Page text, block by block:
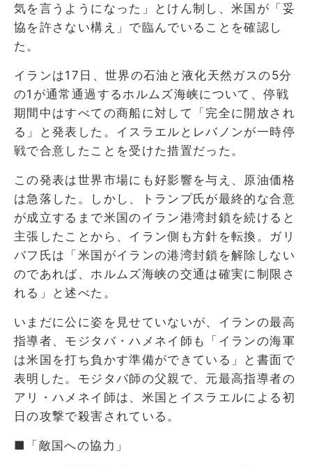
気を言うようになった」とけん制し、米国が「妥
協を許さない構え」で臨んでいることを確認し
た。
イランは17日、世界の石油と液化天然ガスの5分
の1が通常通過するホルムズ海峡について、停戦
期間中はすべての商船に対して「完全に開放され
る」と発表した。イスラエルとレバノンが一時停
戦で合意したことを受けた措置だった。
この発表は世界市場にも好影響を与え、原油価格
は急落した。しかし、トランプ氏が最終的な合意
が成立するまで米国のイラン港湾封鎖を続けると
主張したことから、イラン側も方針を転換。ガリ
バフ氏は「米国がイランの港湾封鎖を解除しない
のであれば、ホルムズ海峡の交通は確実に制限さ
れる」と述べた。
いまだに公に姿を見せていないが、イランの最高
指導者、モジタバ・ハメネイ師も「イランの海軍
は米国を打ち負かす準備ができている」と書面で
表明した。モジタバ師の父親で、元最高指導者の
アリ・ハメネイ師は、米国とイスラエルによる初
日の攻撃で殺害されている。
■「敵国への協力」